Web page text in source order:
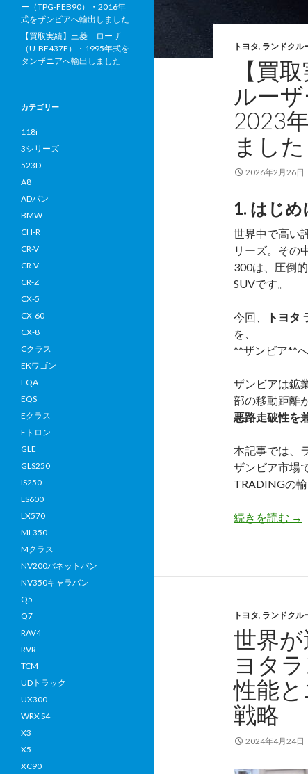
トヨタ, ランドクル
【買
ルーザ
2023
ました
2026年2月26日
1. はじめ
世界中で高い
リーズ。その
300は、圧倒
SUVです。
今回、 トヨタ
を、
**ザンビア**
ザンビアは鉱
部の移動距離
悪路走破性を
本記事では、
ザンビア市場
TRADINGの
続きを読む 【買
タ
ラ
ン
ド
ク
ル
ー
→
トヨタ, ランドクル
世界が
ヨタ
性能
戦略
2024年4月24日
ー（TPG-FEB90）・2016年
式をザンビアへ輸出しました
【買取実績】三菱 ローザ
（U-BE437E）・1995年式を
タンザニアへ輸出しました
カテゴリー
118i
3シリーズ
523D
A8
ADバン
BMW
CH-R
CR-V
CR-V
CR-Z
CX-5
CX-60
CX-8
Cクラス
EKワゴン
EQA
EQS
Eクラス
Eトロン
GLE
GLS250
IS250
LS600
LX570
ML350
Mクラス
NV200バネットバン
NV350キャラバン
Q5
Q7
RAV4
RVR
TCM
UDトラック
UX300
WRX S4
X3
X5
XC90